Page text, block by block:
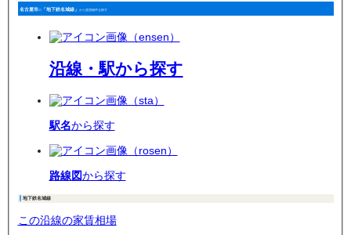
名古屋市の 「地下鉄名城線」から賃貸物件を探す
沿線・駅から探す
駅名から探す
路線図から探す
地下鉄名城線
この沿線の家賃相場